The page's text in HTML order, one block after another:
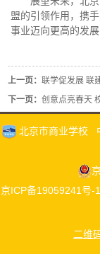
盟的引领作用，携
事业迈向更高的发
上一页：联学促发展 联
下一页：创意点亮春天 校企双向
北京市商业学校
京ICP备19059241号-1
二维